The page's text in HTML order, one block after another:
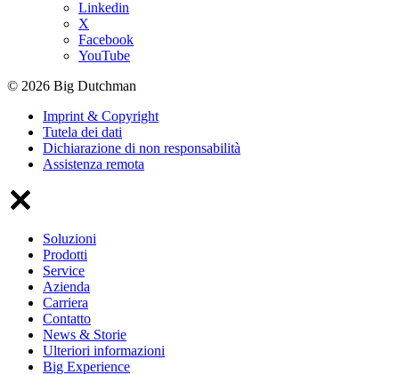
Linkedin
X
Facebook
YouTube
© 2026 Big Dutchman
Imprint & Copyright
Tutela dei dati
Dichiarazione di non responsabilità
Assistenza remota
Soluzioni
Prodotti
Service
Azienda
Carriera
Contatto
News & Storie
Ulteriori informazioni
Big Experience